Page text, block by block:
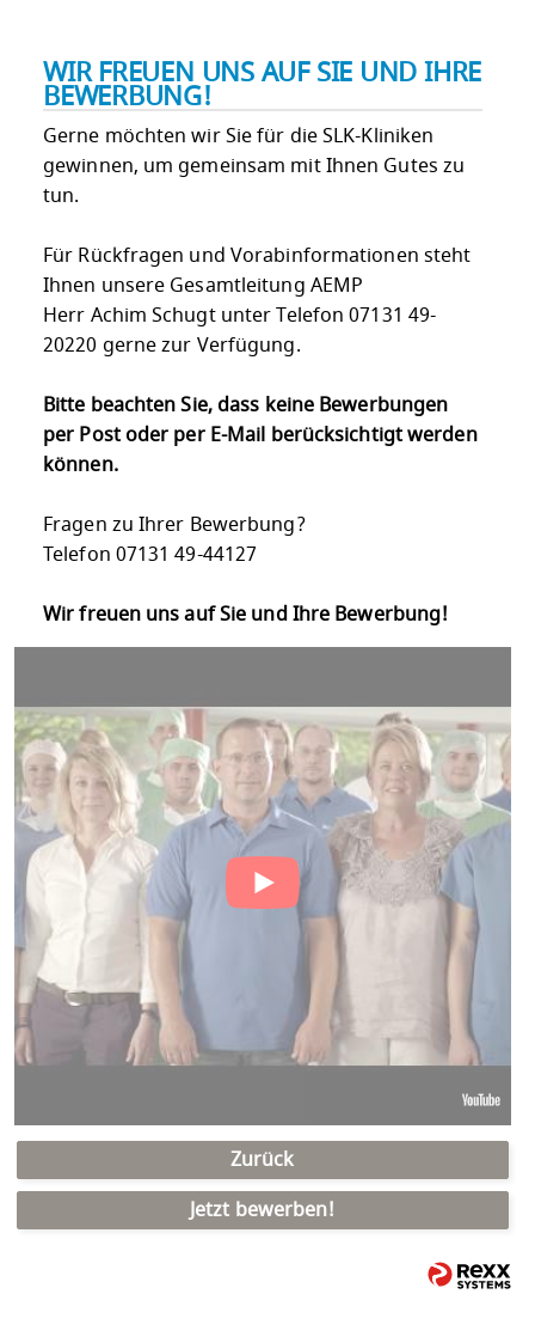
WIR FREUEN UNS AUF SIE UND IHRE
BEWERBUNG!
Gerne möchten wir Sie für die SLK-Kliniken
gewinnen, um gemeinsam mit Ihnen Gutes zu
tun.
Für Rückfragen und Vorabinformationen steht
Ihnen unsere Gesamtleitung AEMP
Herr Achim Schugt unter Telefon 07131 49-
20220 gerne zur Verfügung.
Bitte beachten Sie, dass keine Bewerbungen
per Post oder per E-Mail berücksichtigt werden
können.
Fragen zu Ihrer Bewerbung?
Telefon 07131 49-44127
Wir freuen uns auf Sie und Ihre Bewerbung!
Zurück
Jetzt bewerben!